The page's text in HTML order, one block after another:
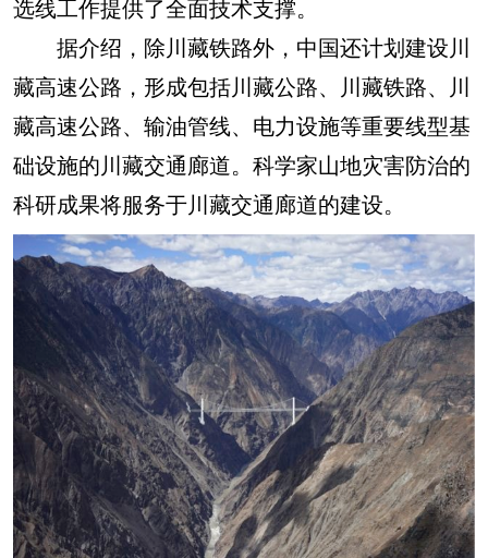
选线工作提供了全面技术支撑。
据介绍，除川藏铁路外，中国还计划建设川
藏高速公路，形成包括川藏公路、川藏铁路、川
藏高速公路、输油管线、电力设施等重要线型基
础设施的川藏交通廊道。科学家山地灾害防治的
科研成果将服务于川藏交通廊道的建设。